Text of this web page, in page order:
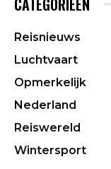
CATEGORIEËN
Reisnieuws
Luchtvaart
Opmerkelijk
Nederland
Reiswereld
Wintersport